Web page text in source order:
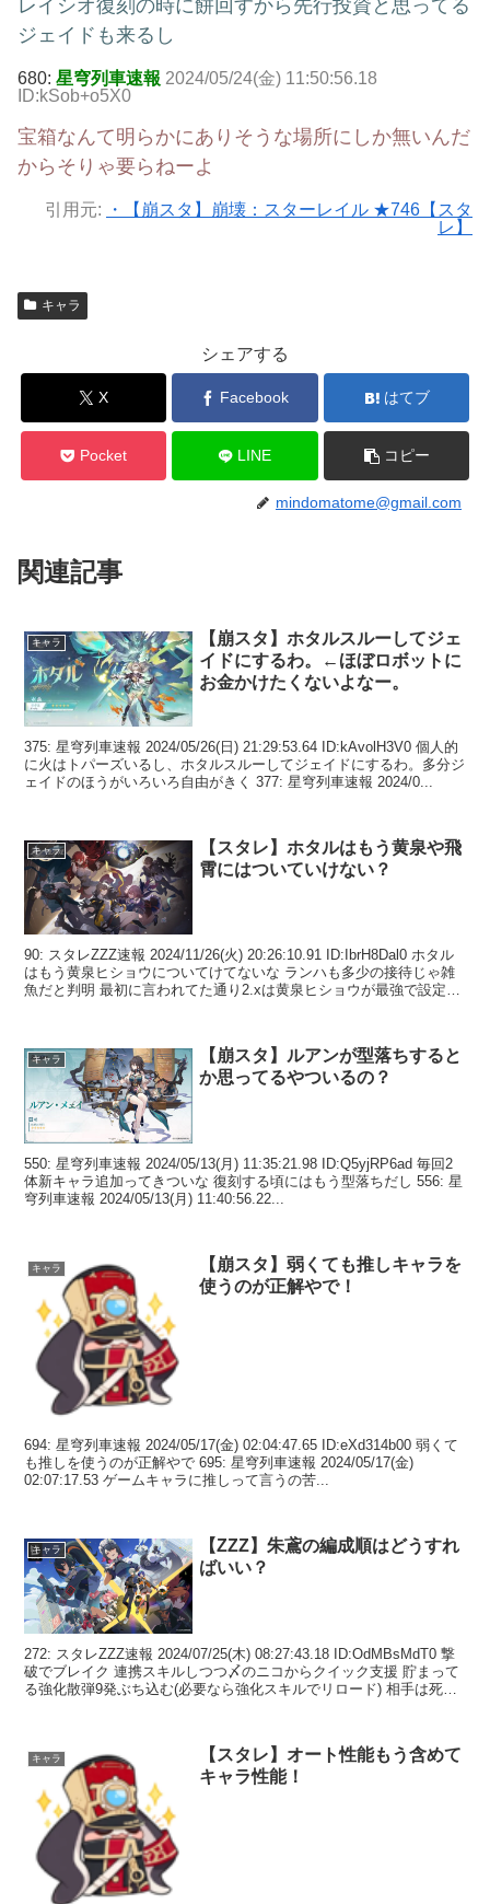
レイシオ復刻の時に餅回すから先行投資と思ってる
ジェイドも来るし
680: 星穹列車速報 2024/05/24(金) 11:50:56.18
ID:kSob+o5X0
宝箱なんて明らかにありそうな場所にしか無いんだ
からそりゃ要らねーよ
引用元:
・【崩スタ】崩壊：スターレイル ★746【スタ
レ】
キャラ
シェアする
X Facebook はてブ
Pocket LINE コピー
mindomatome@gmail.com
関連記事
キャラ
【崩スタ】ホタルスルーしてジェ
イドにするわ。←ほぼロボットに
お金かけたくないよなー。
375: 星穹列車速報 2024/05/26(日) 21:29:53.64 ID:kAvolH3V0 個人的
に火はトパーズいるし、ホタルスルーしてジェイドにするわ。多分ジ
ェイドのほうがいろいろ自由がきく 377: 星穹列車速報 2024/0...
キャラ
【スタレ】ホタルはもう黄泉や飛
霄にはついていけない？
90: スタレZZZ速報 2024/11/26(火) 20:26:10.91 ID:IbrH8Dal0 ホタル
はもう黄泉ヒショウについてけてないな ランハも多少の接待じゃ雑
魚だと判明 最初に言われてた通り2.xは黄泉ヒショウが最強で設定さ
キャラ
【崩スタ】ルアンが型落ちすると
か思ってるやついるの？
550: 星穹列車速報 2024/05/13(月) 11:35:21.98 ID:Q5yjRP6ad 毎回2
体新キャラ追加ってきついな 復刻する頃にはもう型落ちだし 556: 星
穹列車速報 2024/05/13(月) 11:40:56.22...
キャラ
【崩スタ】弱くても推しキャラを
使うのが正解やで！
694: 星穹列車速報 2024/05/17(金) 02:04:47.65 ID:eXd314b00 弱くて
も推しを使うのが正解やで 695: 星穹列車速報 2024/05/17(金)
02:07:17.53 ゲームキャラに推しって言うの苦...
キャラ
【ZZZ】朱鳶の編成順はどうすれ
ばいい？
272: スタレZZZ速報 2024/07/25(木) 08:27:43.18 ID:OdMBsMdT0 撃
破でブレイク 連携スキルしつつ〆のニコからクイック支援 貯まって
る強化散弾9発ぶち込む(必要なら強化スキルでリロード) 相手は死ぬ
キャラ
【スタレ】オート性能もう含めて
キャラ性能！